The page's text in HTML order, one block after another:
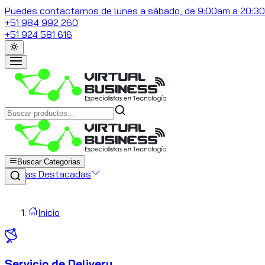
Puedes contactarnos de lunes a sábado, de 9:00am a
+51 984 992 260
+51 924 581 616
Buscar Categorias
Marcas Destacadas
Inicio